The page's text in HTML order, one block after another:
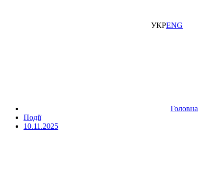
УКРENG
Головна
Події
10.11.2025